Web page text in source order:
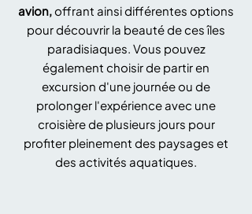
avion,offrant ainsi différentes options
pour découvrir la beauté de ces îles
paradisiaques. Vous pouvez
également choisir de partir en
excursion d'une journée ou de
prolonger l'expérience avec une
croisière de plusieurs jours pour
profiter pleinement des paysages et
des activités aquatiques.